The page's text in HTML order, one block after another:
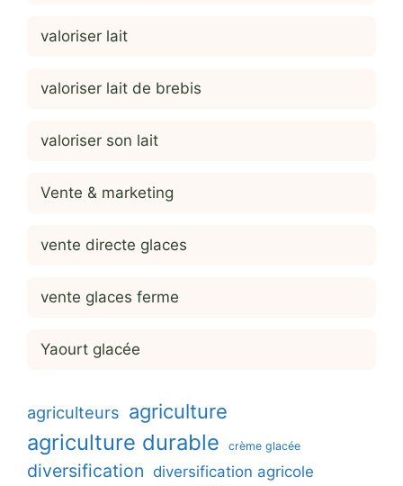
valoriser lait
valoriser lait de brebis
valoriser son lait
Vente & marketing
vente directe glaces
vente glaces ferme
Yaourt glacée
agriculteurs agriculture
agriculture durable crème glacée
diversification diversification agricole